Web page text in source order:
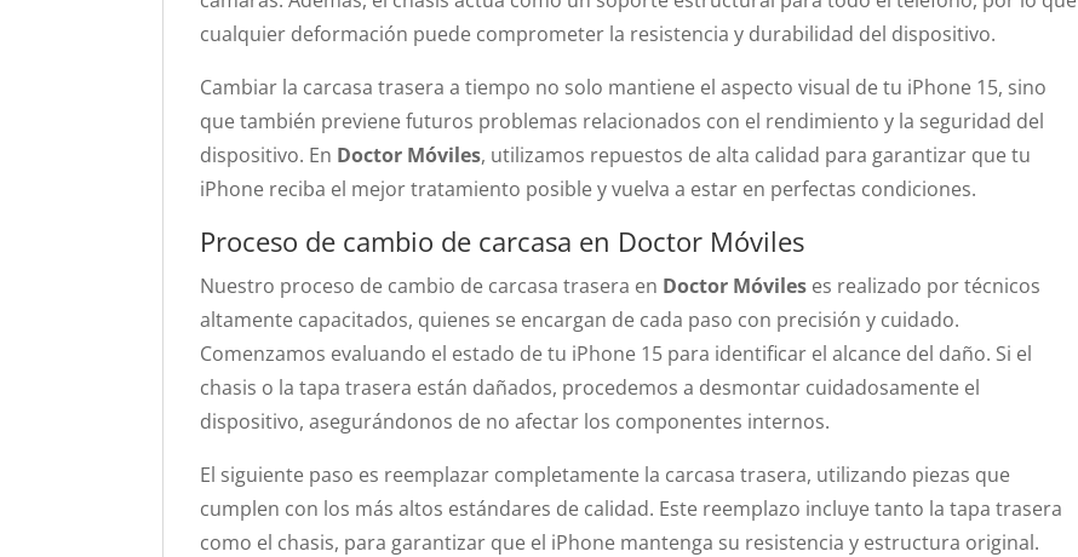
cualquier deformación puede comprometer la resistencia y durabilidad del dispositivo.
Cambiar la carcasa trasera a tiempo no solo mantiene el aspecto visual de tu iPhone 15, sino
que también previene futuros problemas relacionados con el rendimiento y la seguridad del
dispositivo. En Doctor Móviles, utilizamos repuestos de alta calidad para garantizar que tu
iPhone reciba el mejor tratamiento posible y vuelva a estar en perfectas condiciones.
Proceso de cambio de carcasa en Doctor Móviles
Nuestro proceso de cambio de carcasa trasera en Doctor Móviles es realizado por técnicos
altamente capacitados, quienes se encargan de cada paso con precisión y cuidado.
Comenzamos evaluando el estado de tu iPhone 15 para identificar el alcance del daño. Si el
chasis o la tapa trasera están dañados, procedemos a desmontar cuidadosamente el
dispositivo, asegurándonos de no afectar los componentes internos.
El siguiente paso es reemplazar completamente la carcasa trasera, utilizando piezas que
cumplen con los más altos estándares de calidad. Este reemplazo incluye tanto la tapa trasera
como el chasis, para garantizar que el iPhone mantenga su resistencia y estructura original.